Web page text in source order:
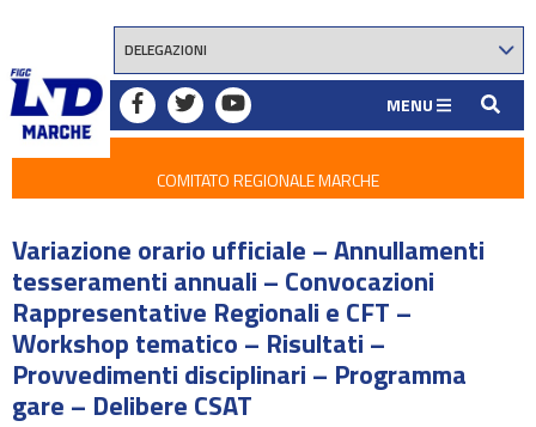
MENU
COMITATO REGIONALE MARCHE
Variazione orario ufficiale – Annullamenti
tesseramenti annuali – Convocazioni
Rappresentative Regionali e CFT –
Workshop tematico – Risultati –
Provvedimenti disciplinari – Programma
gare – Delibere CSAT